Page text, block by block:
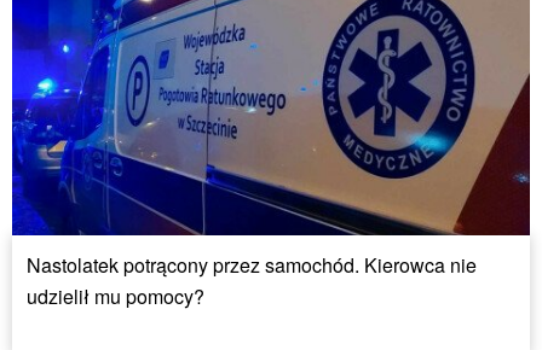
Nastolatek potrącony przez samochód. Kierowca nie
udzielił mu pomocy?